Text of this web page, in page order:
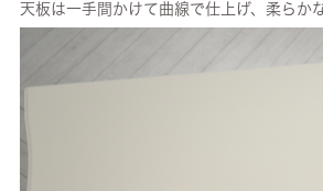
天板は一手間かけて曲線で仕上げ、柔らか